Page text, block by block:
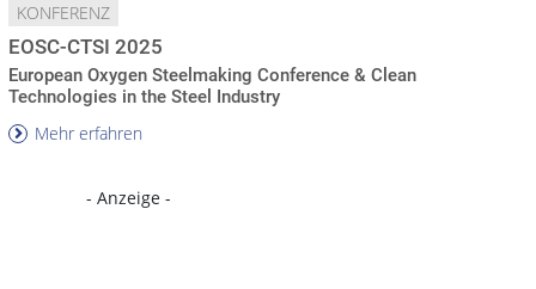
KONFERENZ
EOSC-CTSI 2025
European Oxygen Steelmaking Conference & Clean
Technologies in the Steel Industry
Mehr erfahren
- Anzeige -